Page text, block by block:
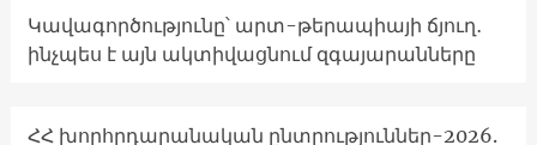
Կավագործությունը՝ արտ-թերապիայի ճյուղ․
ինչպես է այն ակտիվացնում զգայարանները
ՀՀ խորհրդարանական ընտրություններ-2026.